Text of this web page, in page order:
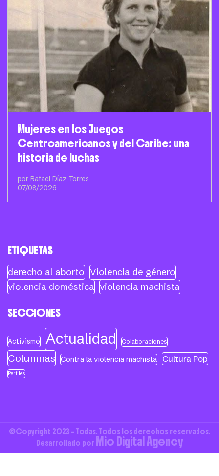
Mujeres en los Juegos
Centroamericanos y del Caribe: una
historia de luchas
por Rafael Díaz Torres
07/08/2026
ETIQUETAS
derecho al aborto Violencia de género
violencia doméstica violencia machista
SECCIONES
Activismo Actualidad Colaboraciones
Columnas Contra la violencia machista Cultura Pop
Perfiles
©Copyright 2023 - Todas. Todos los derechos reservados.
Desarrollado por Mio Digital Agency